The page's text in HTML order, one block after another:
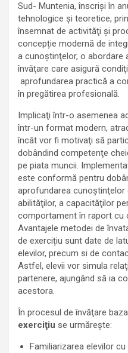
Sud- Muntenia, înscriși în
tehnologice și teoretice,
însemnat de activităţi şi
concepție modernă de
a cunoştinţelor, o abordare
învăţare care asigură
aprofundarea practică a
în pregătirea profesională.
Implicaţi într-o asemenea
într-un format modern,
încât vor fi motivaţi să
dobândind competenţe
pe piata muncii.
este conformă pentru
aprofundarea
abilităţilor, a capacităţilor
comportament în raport cu
Avantajele metodei de
de exercițiu sunt date de
elevilor, precum si de
Astfel, elevii vor simula
partenere, ajungând să ia
acestora.
În procesul de învăţare
exerciţiu se urmăreşte:
Familiarizarea elevilor